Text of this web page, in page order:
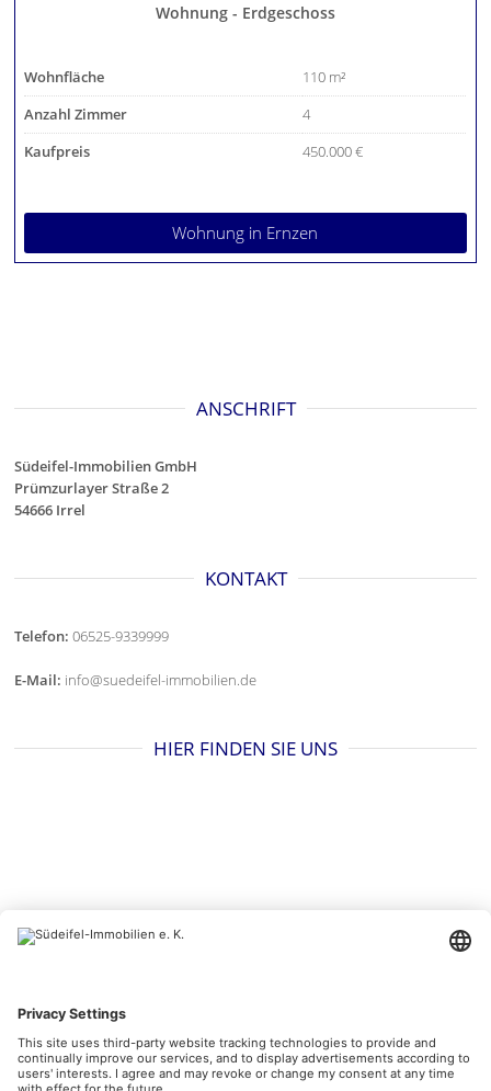
Wohnung - Erdgeschoss
Wohnfläche
110 m²
Anzahl Zimmer
4
Kaufpreis
450.000 €
Wohnung in Ernzen
ANSCHRIFT
Südeifel-Immobilien GmbH
Prümzurlayer Straße 2
54666 Irrel
KONTAKT
Telefon: 06525-9339999
E-Mail: info@suedeifel-immobilien.de
HIER FINDEN SIE UNS